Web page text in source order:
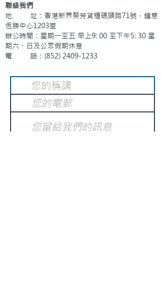
聯絡我們
地 址：香港新界葵芳貨櫃碼頭路71號，鍾意
恆勝中心1203室
辦公時間：星期一至五 早上9: 00 至下午5: 30 星
期六、日及公眾假期休息
電 話：(852) 2409-1233